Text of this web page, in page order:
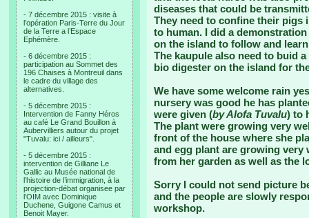
- 7 décembre 2015 : visite à
l’opération Paris-Terre du Jour
de la Terre a l’Espace
Ephémère.
- 6 décembre 2015 :
participation au Sommet des
196 Chaises à Montreuil dans
le cadre du village des
alternatives.
- 5 décembre 2015 :
Intervention de Fanny Héros
au café Le Grand Bouillon à
Aubervilliers autour du projet
"Tuvalu: ici / ailleurs".
- 5 décembre 2015 :
intervention de Gilliane Le
Gallic au Musée national de
l’histoire de l’immigration, à la
projection-débat organisee par
l’OIM avec Dominique
Duchene, Guigone Camus et
Benoit Mayer.
diseases that could be
They need to confine their pigs
to human. I did a
on the island to follow and
The kaupule also need to buid
bio digester on the island for
We have some welcome rain
nursery was good he has
were given (by Alofa Tuvalu) to
The plant were growing very
front of the house where she
and egg plant are growing very
from her garden as well as the
Sorry I could not send picture
and the people are slowly
workshop.